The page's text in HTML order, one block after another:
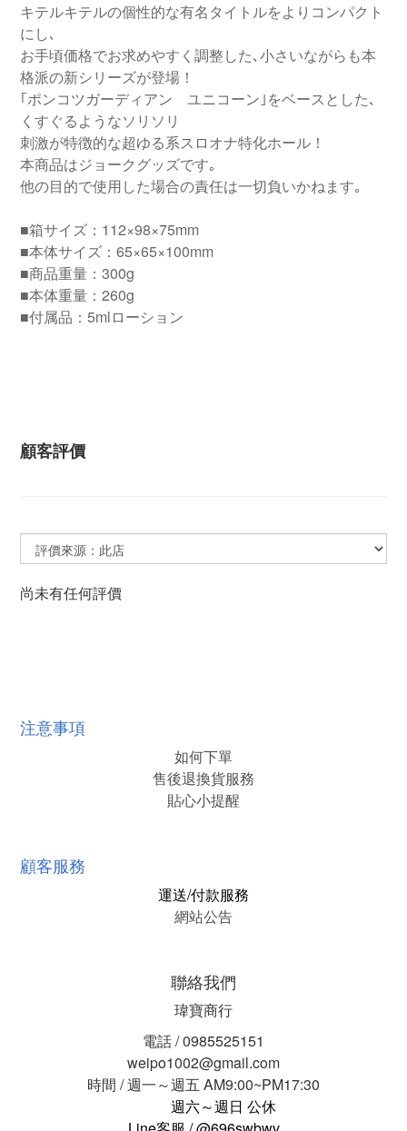
キテルキテルの個性的な有名タイトルをよりコンパクト
にし､
お手頃価格でお求めやすく調整した､小さいながらも本
格派の新シリーズが登場！
｢ポンコツガーディアン ユニコーン｣をベースとした､
くすぐるようなソリソリ
刺激が特徴的な超ゆる系スロオナ特化ホール！
本商品はジョークグッズです｡
他の目的で使用した場合の責任は一切負いかねます｡
■箱サイズ：112×98×75mm
■本体サイズ：65×65×100mm
■商品重量：300g
■本体重量：260g
■付属品：5mlローション
顧客評價
尚未有任何評價
注意事項
如何下單
售後退換貨服務
貼心小提醒
顧客服務
運送/付款服務
網站公告
聯絡我們
瑋寶商行
電話 / 0985525151
weipo1002@gmail.com
時間 / 週一～週五 AM9:00~PM17:30
週六～週日 公休